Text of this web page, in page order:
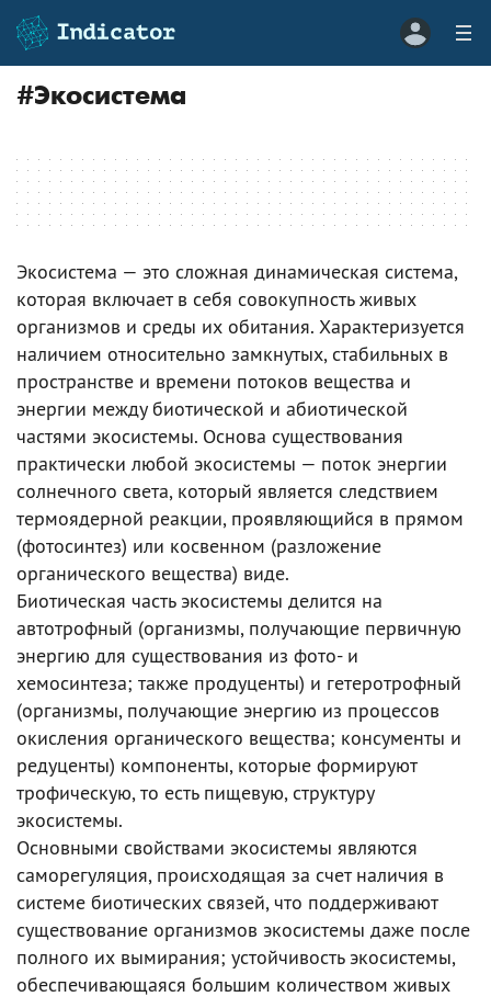
#Экосистема
Экосистема — это сложная динамическая система,
которая включает в себя совокупность живых
организмов и среды их обитания. Характеризуется
наличием относительно замкнутых, стабильных в
пространстве и времени потоков вещества и
энергии между биотической и абиотической
частями экосистемы. Основа существования
практически любой экосистемы — поток энергии
солнечного света, который является следствием
термоядерной реакции, проявляющийся в прямом
(фотосинтез) или косвенном (разложение
органического вещества) виде.
Биотическая часть экосистемы делится на
автотрофный (организмы, получающие первичную
энергию для существования из фото- и
хемосинтеза; также продуценты) и гетеротрофный
(организмы, получающие энергию из процессов
окисления органического вещества; консументы и
редуценты) компоненты, которые формируют
трофическую, то есть пищевую, структуру
экосистемы.
Основными свойствами экосистемы являются
саморегуляция, происходящая за счет наличия в
системе биотических связей, что поддерживают
существование организмов экосистемы даже после
полного их вымирания; устойчивость экосистемы,
обеспечивающаяся большим количеством живых